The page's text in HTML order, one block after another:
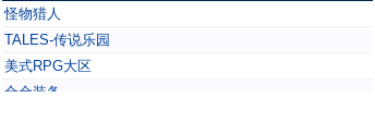
怪物猎人
TALES-传说乐园
美式RPG大区
合金装备